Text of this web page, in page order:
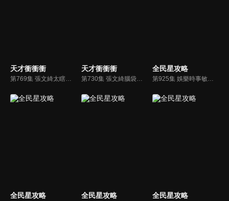
天才衝衝衝
第769集 張文綺太瞎城哥爆氣啦！
天才衝衝衝
第730集 張文綺腦袋難得靈光 卻又通通答錯了
全民星攻略
第925集 娛樂時事敏感度大PK
全民星攻略 全民星攻略 全民星攻略